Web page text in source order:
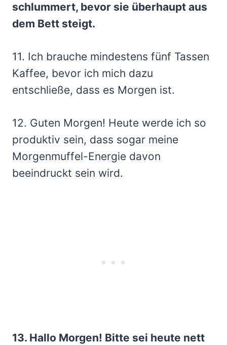
schlummert, bevor sie überhaupt aus
dem Bett steigt.
11. Ich brauche mindestens fünf Tassen
Kaffee, bevor ich mich dazu
entschließe, dass es Morgen ist.
12. Guten Morgen! Heute werde ich so
produktiv sein, dass sogar meine
Morgenmuffel-Energie davon
beeindruckt sein wird.
13. Hallo Morgen! Bitte sei heute nett